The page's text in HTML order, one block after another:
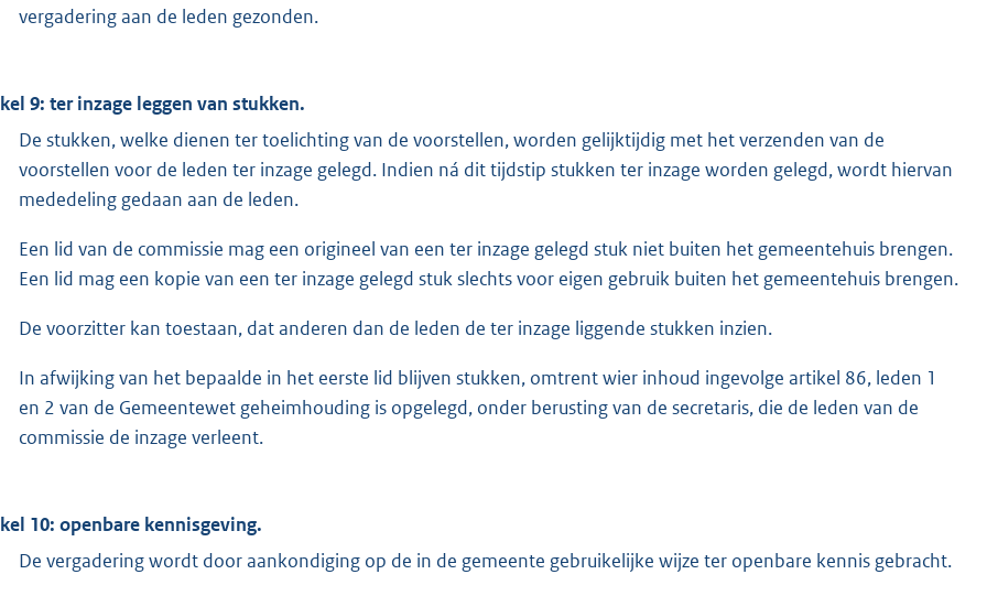
vergadering aan de leden gezonden.
9: ter inzage leggen van stukken.
De stukken, welke dienen ter toelichting van de voorstellen, worden gelijktijdig met het verzenden van de
voorstellen voor de leden ter inzage gelegd. Indien ná dit tijdstip stukken ter inzage worden gelegd, wordt hiervan
mededeling gedaan aan de leden.
Een lid van de commissie mag een origineel van een ter inzage gelegd stuk niet buiten het gemeentehuis brengen.
Een lid mag een kopie van een ter inzage gelegd stuk slechts voor eigen gebruik buiten het gemeentehuis brengen.
De voorzitter kan toestaan, dat anderen dan de leden de ter inzage liggende stukken inzien.
In afwijking van het bepaalde in het eerste lid blijven stukken, omtrent wier inhoud ingevolge artikel 86, leden 1
en 2 van de Gemeentewet geheimhouding is opgelegd, onder berusting van de secretaris, die de leden van de
commissie de inzage verleent.
10: openbare kennisgeving.
De vergadering wordt door aankondiging op de in de gemeente gebruikelijke wijze ter openbare kennis gebracht.